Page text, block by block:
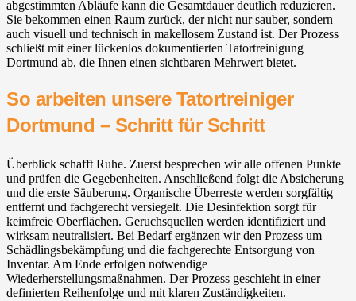
abgestimmten Abläufe kann die Gesamtdauer deutlich reduzieren.
Sie bekommen einen Raum zurück, der nicht nur sauber, sondern
auch visuell und technisch in makellosem Zustand ist. Der Prozess
schließt mit einer lückenlos dokumentierten Tatortreinigung
Dortmund ab, die Ihnen einen sichtbaren Mehrwert bietet.
So arbeiten unsere Tatortreiniger
Dortmund – Schritt für Schritt
Überblick schafft Ruhe. Zuerst besprechen wir alle offenen Punkte
und prüfen die Gegebenheiten. Anschließend folgt die Absicherung
und die erste Säuberung. Organische Überreste werden sorgfältig
entfernt und fachgerecht versiegelt. Die Desinfektion sorgt für
keimfreie Oberflächen. Geruchsquellen werden identifiziert und
wirksam neutralisiert. Bei Bedarf ergänzen wir den Prozess um
Schädlingsbekämpfung und die fachgerechte Entsorgung von
Inventar. Am Ende erfolgen notwendige
Wiederherstellungsmaßnahmen. Der Prozess geschieht in einer
definierten Reihenfolge und mit klaren Zuständigkeiten.